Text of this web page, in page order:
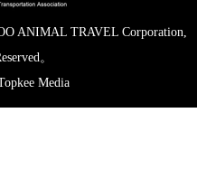
ANIMAL TRAVEL Corporation,
。
Media